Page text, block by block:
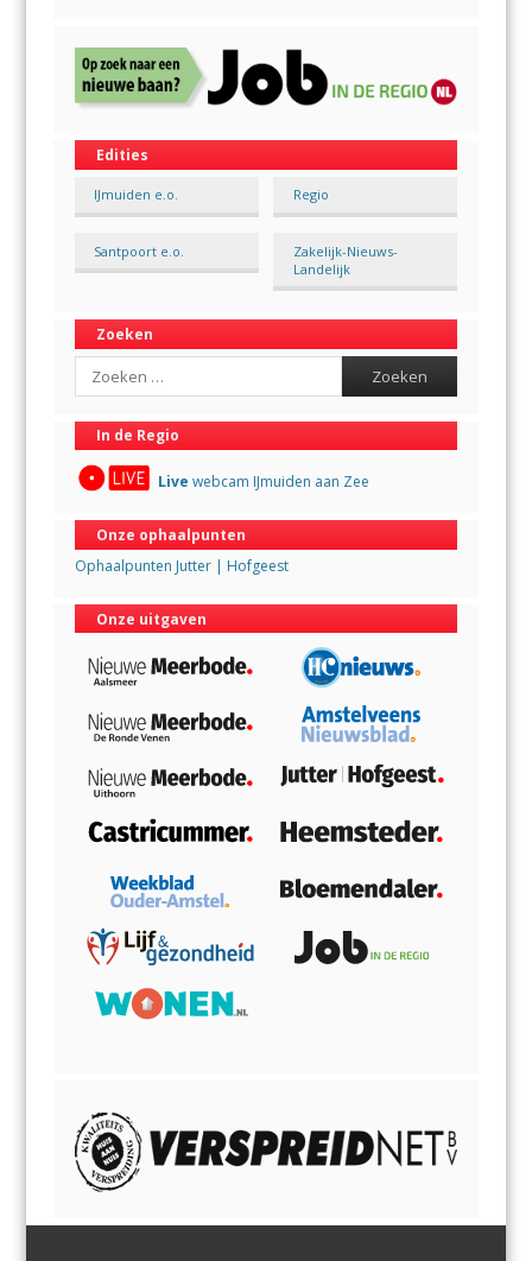
Edities
IJmuiden e.o. Regio
Santpoort e.o.
Zakelijk-Nieuws-
Landelijk
Zoeken
Search
In de Regio
Live webcam IJmuiden aan Zee
Onze ophaalpunten
Ophaalpunten Jutter | Hofgeest
Onze uitgaven